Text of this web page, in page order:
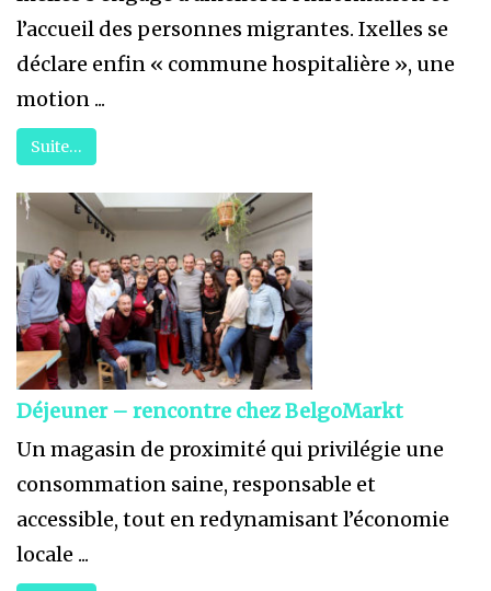
l’accueil des personnes migrantes. Ixelles se
déclare enfin « commune hospitalière », une
motion ...
Suite…
Déjeuner – rencontre chez BelgoMarkt
Un magasin de proximité qui privilégie une
consommation saine, responsable et
accessible, tout en redynamisant l’économie
locale ...